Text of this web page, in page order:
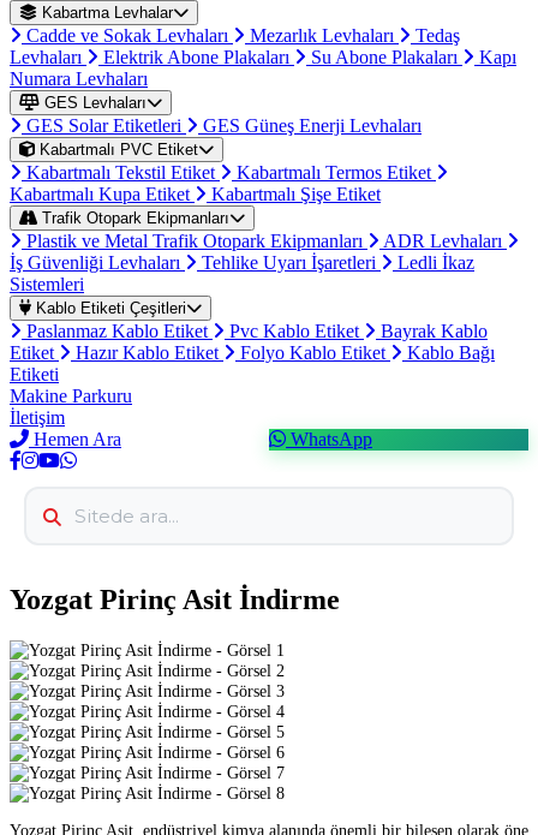
Kabartma Levhalar
Cadde ve Sokak Levhaları Mezarlık Levhaları
Tedaş
Levhaları
Elektrik Abone Plakaları Su Abone Plakaları
Kapı
Numara Levhaları
GES Levhaları
GES Solar Etiketleri GES Güneş Enerji Levhaları
Kabartmalı PVC Etiket
Kabartmalı Tekstil Etiket
Kabartmalı Termos Etiket
Kabartmalı Kupa Etiket
Kabartmalı Şişe Etiket
Trafik Otopark Ekipmanları
Plastik ve Metal Trafik Otopark Ekipmanları
ADR Levhaları
İş Güvenliği Levhaları
Tehlike Uyarı İşaretleri
Ledli İkaz
Sistemleri
Kablo Etiketi Çeşitleri
Paslanmaz Kablo Etiket Pvc Kablo Etiket
Bayrak Kablo
Etiket
Hazır Kablo Etiket Folyo Kablo Etiket
Kablo Bağı
Etiketi
Makine Parkuru
İletişim
Hemen Ara
WhatsApp
Yozgat Pirinç Asit İndirme
Yozgat Pirinç Asit, endüstriyel kimya alanında önemli bir bileşen olarak öne